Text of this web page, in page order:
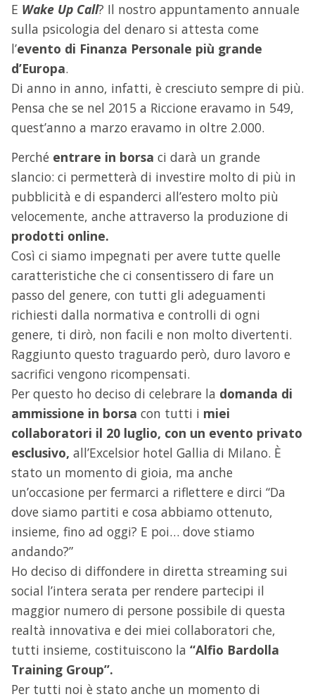
E Wake Up Call? Il nostro appuntamento annuale
sulla psicologia del denaro si attesta come
l’evento di Finanza Personale più grande
d’Europa.
Di anno in anno, infatti, è cresciuto sempre di più.
Pensa che se nel 2015 a Riccione eravamo in 549,
quest’anno a marzo eravamo in oltre 2.000.
Perché entrare in borsa ci darà un grande
slancio: ci permetterà di investire molto di più in
pubblicità e di espanderci all’estero molto più
velocemente, anche attraverso la produzione di
prodotti online.
Così ci siamo impegnati per avere tutte quelle
caratteristiche che ci consentissero di fare un
passo del genere, con tutti gli adeguamenti
richiesti dalla normativa e controlli di ogni
genere, ti dirò, non facili e non molto divertenti.
Raggiunto questo traguardo però, duro lavoro e
sacrifici vengono ricompensati.
Per questo ho deciso di celebrare la domanda di
ammissione in borsa con tutti i miei
collaboratori il 20 luglio, con un evento privato
esclusivo, all’Excelsior hotel Gallia di Milano. È
stato un momento di gioia, ma anche
un’occasione per fermarci a riflettere e dirci “Da
dove siamo partiti e cosa abbiamo ottenuto,
insieme, fino ad oggi? E poi… dove stiamo
andando?”
Ho deciso di diffondere in diretta streaming sui
social l’intera serata per rendere partecipi il
maggior numero di persone possibile di questa
realtà innovativa e dei miei collaboratori che,
tutti insieme, costituiscono la “Alfio Bardolla
Training Group”.
Per tutti noi è stato anche un momento di